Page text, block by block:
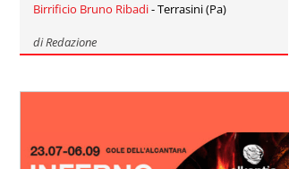
Birrificio Bruno Ribadi- Terrasini (Pa)
diRedazione